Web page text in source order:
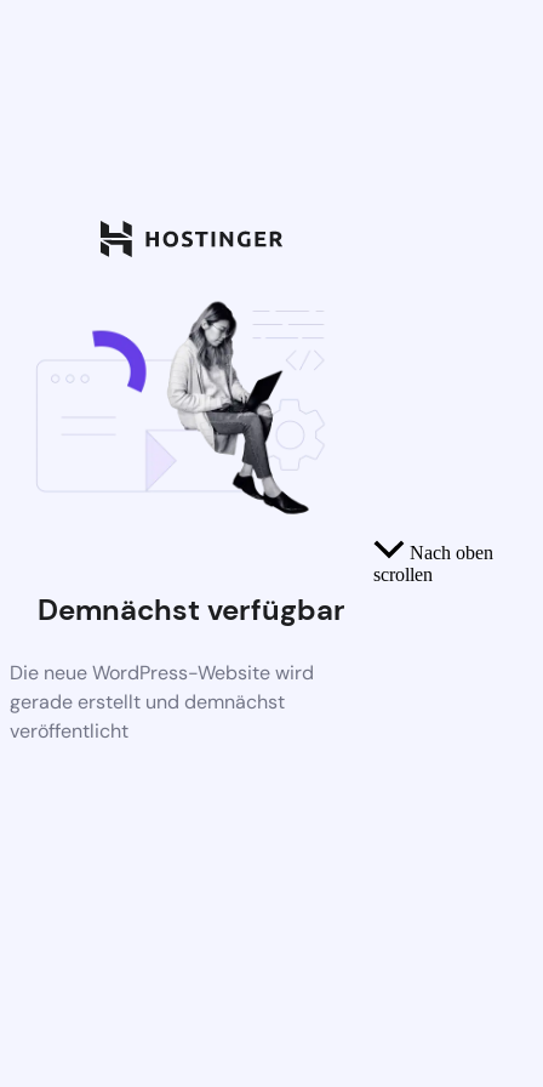
Demnächst verfügbar
Die neue WordPress-Website wird
gerade erstellt und demnächst
veröffentlicht
Nach oben
scrollen